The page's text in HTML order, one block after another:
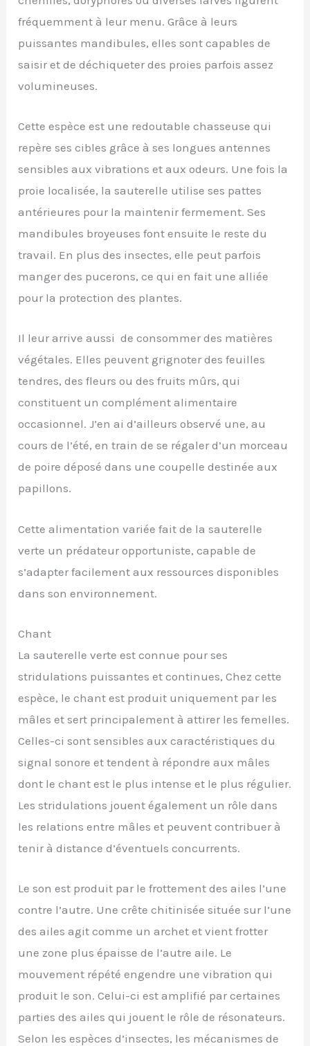
fréquemment à leur menu. Grâce à leurs
puissantes mandibules, elles sont capables de
saisir et de déchiqueter des proies parfois assez
volumineuses.
Cette espèce est une redoutable chasseuse qui
repère ses cibles grâce à ses longues antennes
sensibles aux vibrations et aux odeurs. Une fois la
proie localisée, la sauterelle utilise ses pattes
antérieures pour la maintenir fermement. Ses
mandibules broyeuses font ensuite le reste du
travail. En plus des insectes, elle peut parfois
manger des pucerons, ce qui en fait une alliée
pour la protection des plantes.
Il leur arrive aussi de consommer des matières
végétales. Elles peuvent grignoter des feuilles
tendres, des fleurs ou des fruits mûrs, qui
constituent un complément alimentaire
occasionnel. J’en ai d’ailleurs observé une, au
cours de l’été, en train de se régaler d’un morceau
de poire déposé dans une coupelle destinée aux
papillons.
Cette alimentation variée fait de la sauterelle
verte un prédateur opportuniste, capable de
s’adapter facilement aux ressources disponibles
dans son environnement.
Chant
La sauterelle verte est connue pour ses
stridulations puissantes et continues, Chez cette
espèce, le chant est produit uniquement par les
mâles et sert principalement à attirer les femelles.
Celles-ci sont sensibles aux caractéristiques du
signal sonore et tendent à répondre aux mâles
dont le chant est le plus intense et le plus régulier.
Les stridulations jouent également un rôle dans
les relations entre mâles et peuvent contribuer à
tenir à distance d’éventuels concurrents.
Le son est produit par le frottement des ailes l’une
contre l’autre. Une crête chitinisée située sur l’une
des ailes agit comme un archet et vient frotter
une zone plus épaisse de l’autre aile. Le
mouvement répété engendre une vibration qui
produit le son. Celui-ci est amplifié par certaines
parties des ailes qui jouent le rôle de résonateurs.
Selon les espèces d’insectes, les mécanismes de